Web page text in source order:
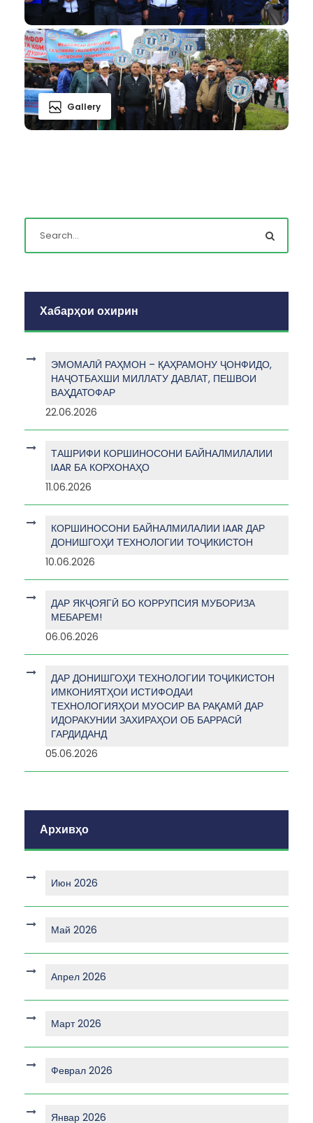
Gallery
Хабарҳои охирин
ЭМОМАЛӢ РАҲМОН – ҚАҲРАМОНУ ҶОНФИДО,
НАҶОТБАХШИ МИЛЛАТУ ДАВЛАТ, ПЕШВОИ
ВАҲДАТОФАР
22.06.2026
ТАШРИФИ КОРШИНОСОНИ БАЙНАЛМИЛАЛИИ
IAAR БА КОРХОНАҲО
11.06.2026
КОРШИНОСОНИ БАЙНАЛМИЛАЛИИ IAAR ДАР
ДОНИШГОҲИ ТЕХНОЛОГИИ ТОҶИКИСТОН
10.06.2026
ДАР ЯКҶОЯГӢ БО КОРРУПСИЯ МУБОРИЗА
МЕБАРЕМ!
06.06.2026
ДАР ДОНИШГОҲИ ТЕХНОЛОГИИ ТОҶИКИСТОН
ИМКОНИЯТҲОИ ИСТИФОДАИ
ТЕХНОЛОГИЯҲОИ МУОСИР ВА РАҚАМӢ ДАР
ИДОРАКУНИИ ЗАХИРАҲОИ ОБ БАРРАСӢ
ГАРДИДАНД
05.06.2026
Архивҳо
Июн 2026
Май 2026
Апрел 2026
Март 2026
Феврал 2026
Январ 2026